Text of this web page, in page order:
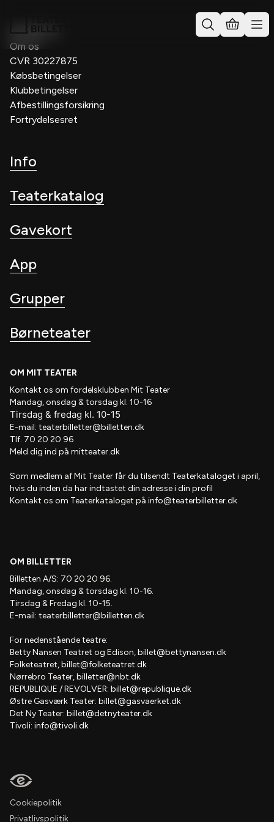
Kontakt os
Om os
CVR 30227875
Købsbetingelser
Klubbetingelser
Afbestillingsforsikring
Fortrydelsesret
Info
Teaterkatalog
Gavekort
App
Grupper
Børneteater
OM MIT TEATER
Kontakt os om fordelsklubben Mit Teater
Mandag, onsdag & torsdag kl. 10-16
Tirsdag & fredag kl. 10-15
E-mail: teaterbilletter@billetten.dk
Tlf. 70 20 20 96
Meld dig ind på mitteater.dk
Som medlem afMit Teaterfår du tilsendt Teaterkataloget i april,
hvis du inden da har indtastet din adresse i din profil
Kontakt os om Teaterkataloget på info@teaterbilletter.dk
OM BILLETTER
Billetten A/S: 70 20 20 96.
Mandag, onsdag & torsdag kl. 10-16.
Tirsdag & Fredag kl. 10-15.
E-mail: teaterbilletter@billetten.dk
For nedenstående teatre:
Betty Nansen Teatret og Edison,billet@bettynansen.dk
Folketeatret,billet@folketeatret.dk
Nørrebro Teater,billetter@nbt.dk
REPUBLIQUE / REVOLVER: billet@republique.dk
Østre Gasværk Teater: billet@gasvaerket.dk
Det Ny Teater: billet@detnyteater.dk
Tivoli: info@tivoli.dk
Cookiepolitik
Privatlivspolitik